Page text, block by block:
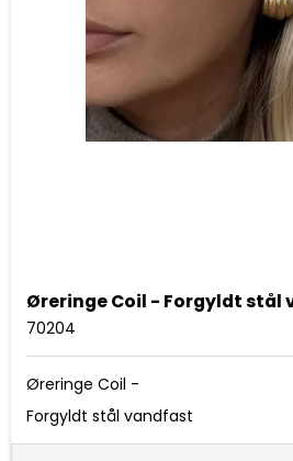
Øreringe Coil - Forgyldt stål
70204
Øreringe Coil -
Forgyldt stål vandfast